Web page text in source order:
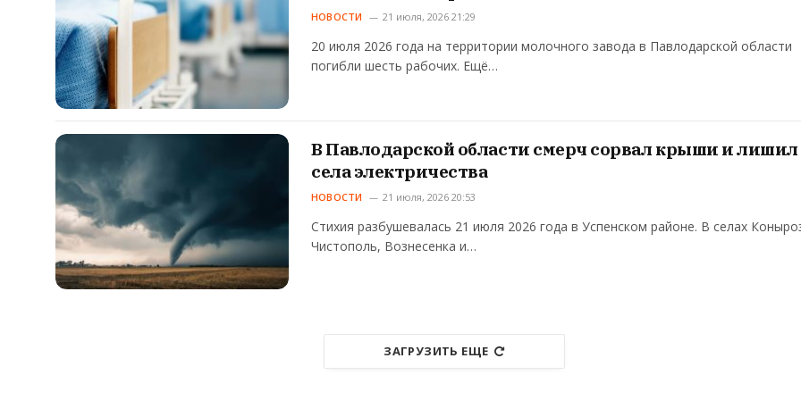
НОВОСТИ 21 июля, 2026 21:29
20 июля 2026 года на территории молочного завода в Павлодарской области
погибли шесть рабочих. Ещё…
В Павлодарской области смерч сорвал крыши и лишил
села электричества
НОВОСТИ 21 июля, 2026 20:53
Стихия разбушевалась 21 июля 2026 года в Успенском районе. В селах
Чистополь, Вознесенка и…
ЗАГРУЗИТЬ ЕЩЕ